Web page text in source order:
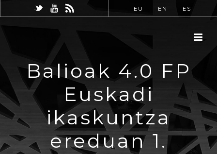
EU EN ES
Balioak 4.0 FP
Euskadi
ikaskuntza
ereduan 1.